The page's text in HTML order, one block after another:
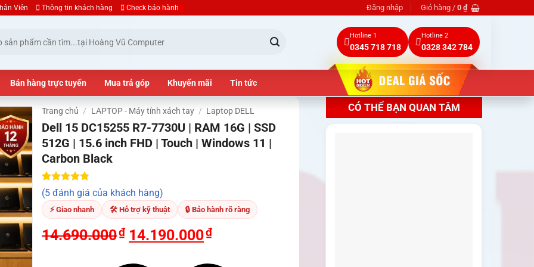
Viên Thông tin khách hàng Check bảo hành Đăng nhập Giỏ hàng / 0 ₫
Hotline 1
0345 718 718
Hotline 2
0328 342 784
Bán hàng trực tuyến Mua trả góp Khuyến mãi Tin tức
CÓ THỂ BẠN QUAN TÂM
Trang chủ / LAPTOP - Máy tính xách tay / Laptop DELL
Dell 15 DC15255 R7-7730U | RAM 16G | SSD
512G | 15.6 inch FHD | Touch | Windows 11 |
Carbon Black
4.80trên 5
dựa trên
5
đánh giá
(5 đánh giá của khách hàng)
⚡ Giao nhanh 🛠 Hỗ trợ kỹ thuật 🔒 Bảo hành rõ ràng
14.690.000₫ 14.190.000₫